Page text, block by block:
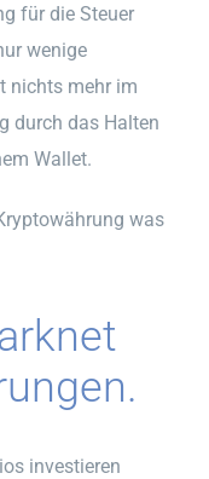
für die Steuer
wenige
nichts mehr im
durch das Halten
Wallet.
was
investieren